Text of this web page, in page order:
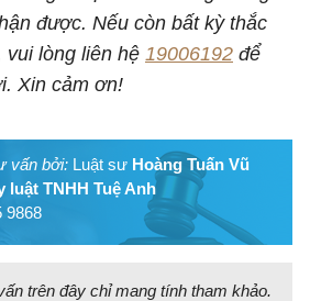
được. Nếu còn bất kỳ thắc
vui lòng liên hệ 19006192 để
Xin cảm ơn!
vấn bởi: Luật sư Hoàng Tuấn Vũ
luật TNHH Tuệ Anh
9868
trên đây chỉ mang tính tham khảo.